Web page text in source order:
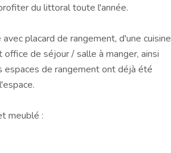
du littoral toute l'année.
placard de rangement, d'une cuisine
de séjour / salle à manger, ainsi
espaces de rangement ont déjà été
meublé :